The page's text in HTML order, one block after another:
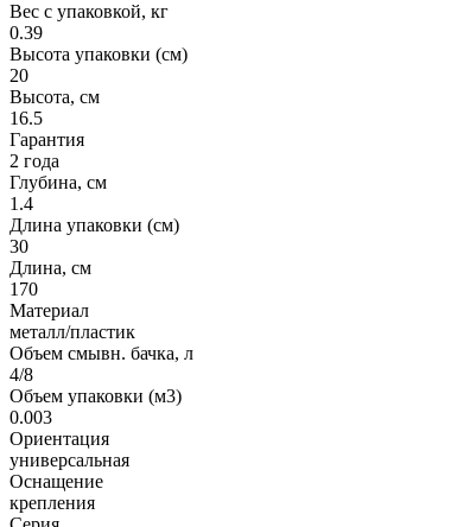
Вес с упаковкой, кг
0.39
Высота упаковки (см)
20
Высота, см
16.5
Гарантия
2 года
Глубина, см
1.4
Длина упаковки (см)
30
Длина, см
170
Материал
металл/пластик
Объем смывн. бачка, л
4/8
Объем упаковки (м3)
0.003
Ориентация
универсальная
Оснащение
крепления